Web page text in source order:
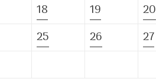
18 19 20
25 26 27